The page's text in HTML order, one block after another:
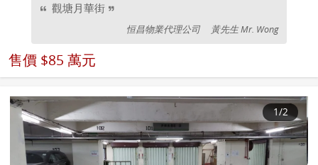
觀塘月華街
恒昌物業代理公司 黃先生 Mr. Wong
售價 $85 萬元
1/2